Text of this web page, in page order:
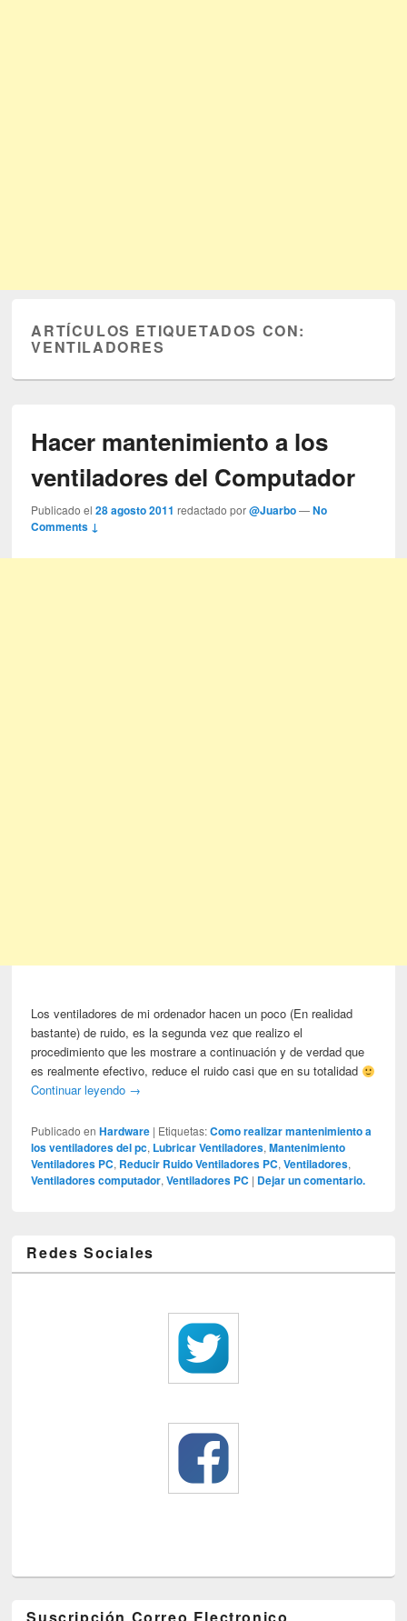
ARTÍCULOS ETIQUETADOS CON:
VENTILADORES
Hacer mantenimiento a los
ventiladores del Computador
Publicado el28 agosto 2011 redactado por@Juarbo —No
Comments ↓
Los ventiladores de mi ordenador hacen un poco (En realidad
bastante) de ruido, es la segunda vez que realizo el
procedimiento que les mostrare a continuación y de verdad que
es realmente efectivo, reduce el ruido casi que en su totalidad
Continuar leyendo →
Publicado en Hardware | Etiquetas: Como realizar mantenimiento a
los ventiladores del pc, Lubricar Ventiladores,Mantenimiento
Ventiladores PC, Reducir Ruido Ventiladores PC,Ventiladores,
Ventiladores computador,Ventiladores PC | Dejar un comentario.
Redes Sociales